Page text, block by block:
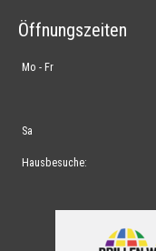
Öffnungszeiten
Mo - Fr
Sa
Hausbesuche: